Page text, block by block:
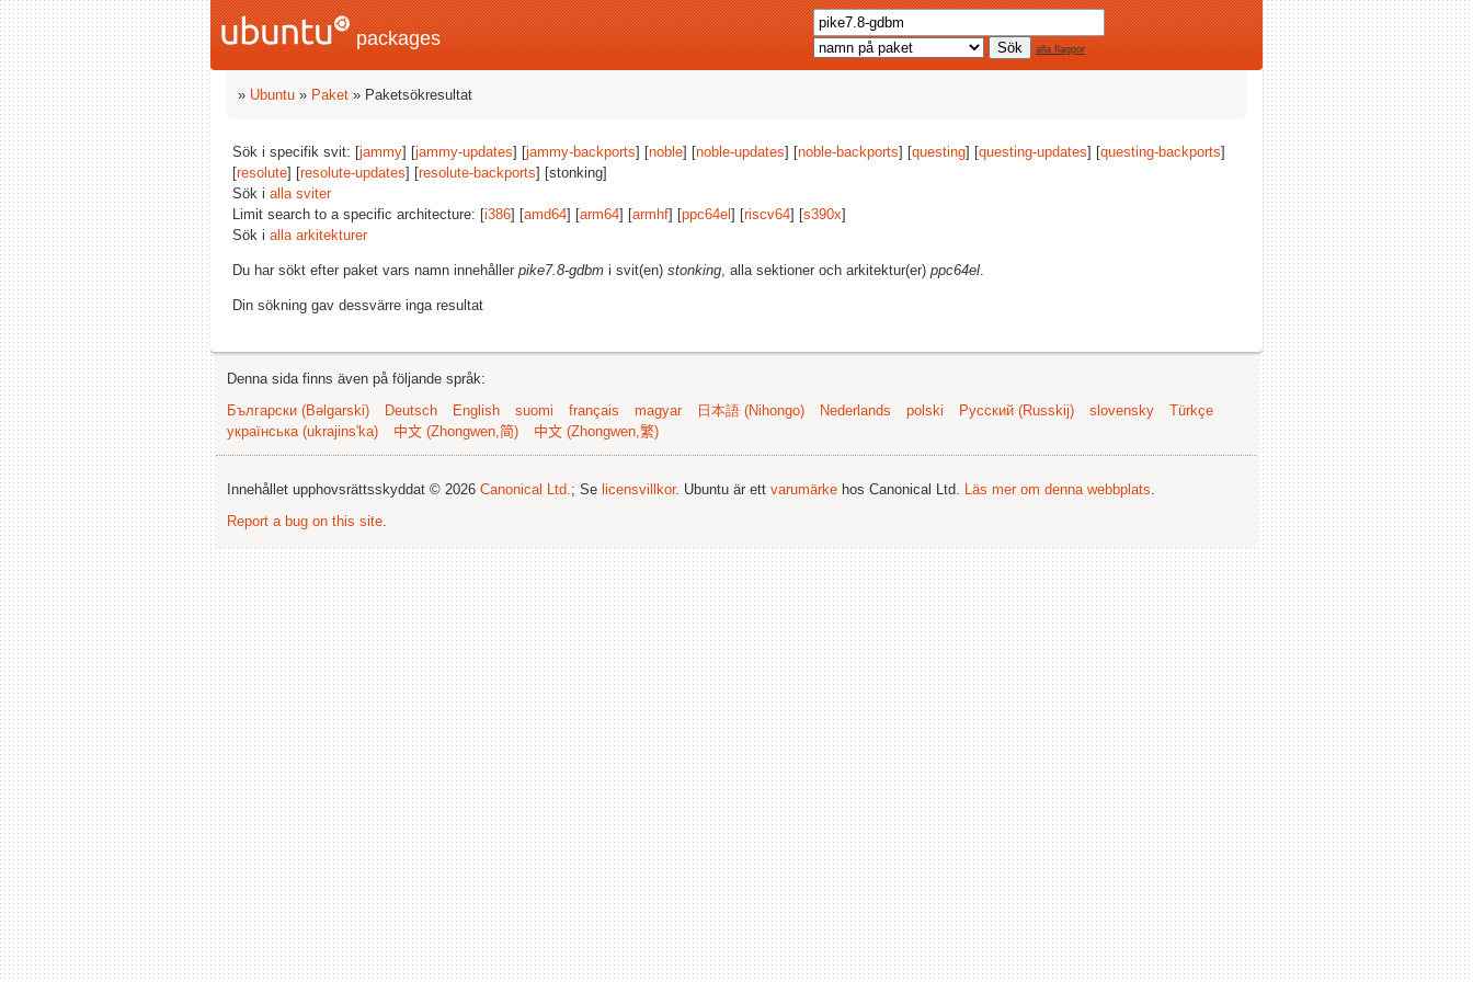
packages alla flaggor
» Ubuntu » Paket » Paketsökresultat
Sök i specifik svit: [jammy] [jammy-updates] [jammy-backports] [noble] [noble-updates] [noble-backports] [questing] [questing-updates] [questing-backports]
[resolute] [resolute-updates] [resolute-backports] [stonking]
Sök i alla sviter
Limit search to a specific architecture: [i386] [amd64] [arm64] [armhf] [ppc64el ] [riscv64] [s390x]
Sök i alla arkitekturer
Du har sökt efter paket vars namn innehåller pike7.8-gdbm i svit(en) stonking, alla sektioner och arkitektur(er) ppc64el.
Din sökning gav dessvärre inga resultat
Denna sida finns även på följande språk:
Български (Bəlgarski)
Deutsch English suomi français magyar 日本語 (Nihongo) Nederlands polski Русский (Russkij) slovensky
Türkçe
українська (ukrajins'ka)
中文 (Zhongwen,简) 中文 (Zhongwen,繁)
Innehållet upphovsrättsskyddat © 2026 Canonical Ltd.; Se licensvillkor. Ubuntu är ett varumärke hos Canonical Ltd. Läs mer om denna webbplats.
Report a bug on this site.